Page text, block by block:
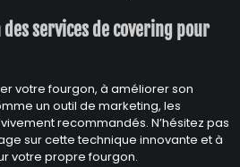
des services de covering pour
votre fourgon, à améliorer son
un outil de marketing, les
recommandés. N’hésitez pas
sur cette technique innovante et à
votre propre fourgon.